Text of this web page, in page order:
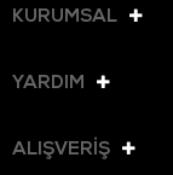
KURUMSAL
YARDIM
ALIŞVERİŞ